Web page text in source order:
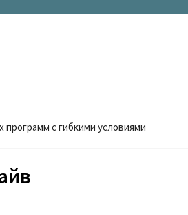
с гибкими условиями